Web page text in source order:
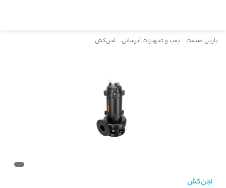
پارین صنعت پمپ و تجهیزات آبرسانی لجن‌کش
لجن‌کش